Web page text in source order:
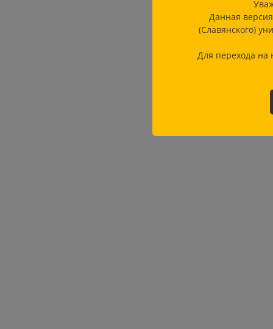
Данная
(Славянского)
Для перехода на